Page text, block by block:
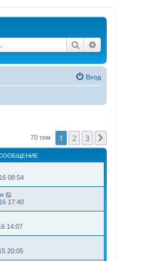
Поиск
Вход
70 тем 1 2 3
08:54
17:40
14:07
20:05